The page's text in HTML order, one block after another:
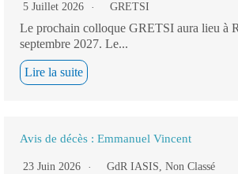
5 Juillet 2026 GRETSI
Le prochain colloque GRETSI aura lieu à
septembre 2027. Le...
Lire la suite
Avis de décès : Emmanuel Vincent
23 Juin 2026 GdR IASIS, Non Classé